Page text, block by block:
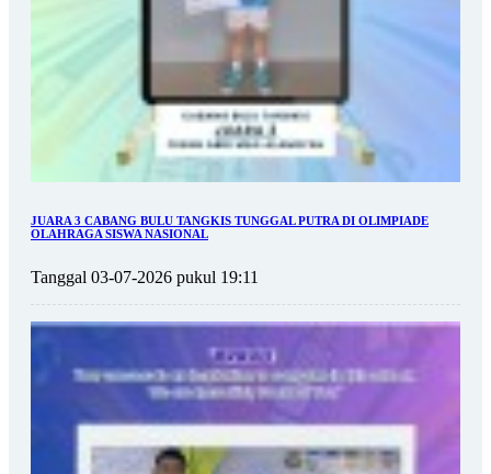
JUARA 3 CABANG BULU TANGKIS TUNGGAL PUTRA DI OLIMPIADE
OLAHRAGA SISWA NASIONAL
Tanggal 03-07-2026 pukul 19:11